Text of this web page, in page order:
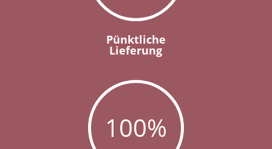
Pünktliche
Lieferung
100%